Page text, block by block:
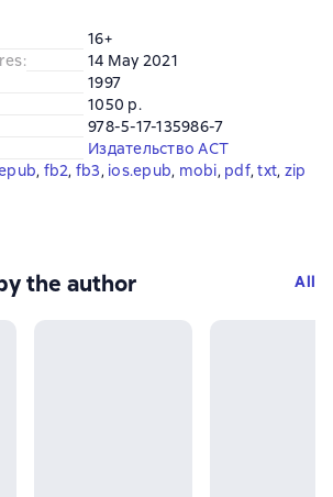
16+
:
14 May 2021
1997
1050 p.
978-5-17-135986-7
Издательство АСТ
, fb2, fb3, ios.epub, mobi, pdf, txt, zip
the author All